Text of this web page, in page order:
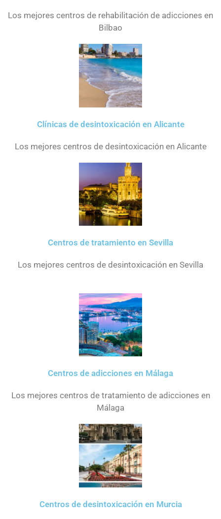
Los mejores centros de rehabilitación de adicciones en
Bilbao
Clínicas de desintoxicación en Alicante
Los mejores centros de desintoxicación en Alicante
Centros de tratamiento en Sevilla
Los mejores centros de desintoxicación en Sevilla
Centros de adicciones en Málaga
Los mejores centros de tratamiento de adicciones en
Málaga
Centros de desintoxicación en Murcia